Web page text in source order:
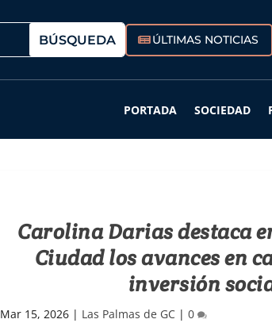
ÚLTIMAS NOTICIAS
PORTADA SOCIEDAD
Carolina Darias destaca
Ciudad los avances en
inversión
Mar 15, 2026| Las Palmas de GC| 0